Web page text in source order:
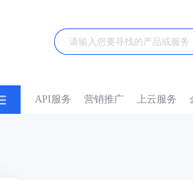
API服务 营销推广 上云服务